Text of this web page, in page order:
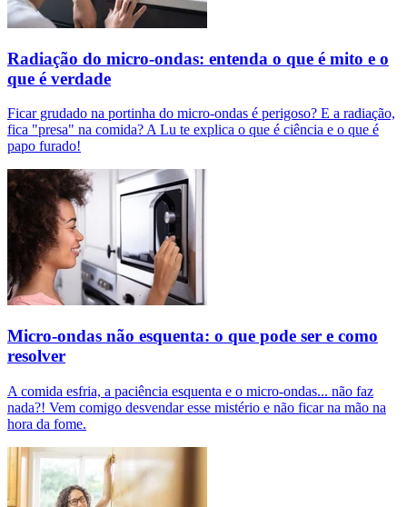
Radiação do micro-ondas: entenda o que é mito e o
que é verdade
Ficar grudado na portinha do micro-ondas é perigoso? E a radiação,
fica "presa" na comida? A Lu te explica o que é ciência e o que é
papo furado!
Micro-ondas não esquenta: o que pode ser e como
resolver
A comida esfria, a paciência esquenta e o micro-ondas... não faz
nada?! Vem comigo desvendar esse mistério e não ficar na mão na
hora da fome.